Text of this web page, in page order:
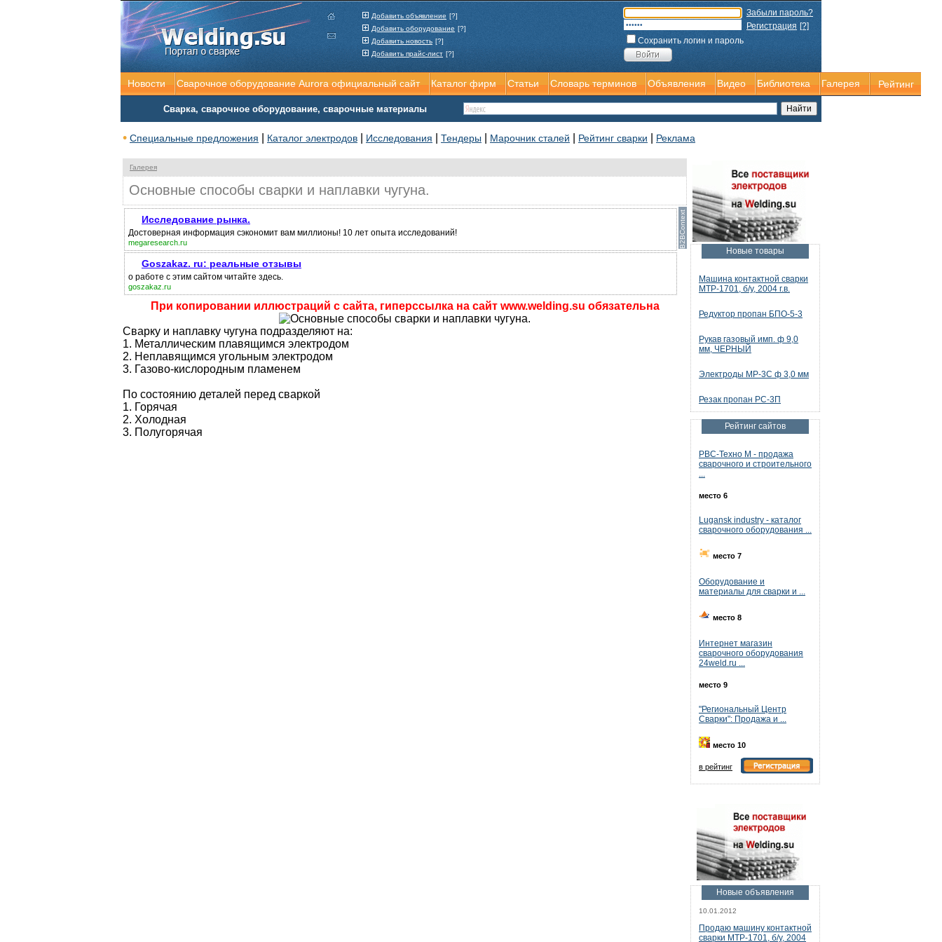
Галерея
Основные способы сварки и наплавки чугуна.
Исследование рынка.
Достоверная информация сэкономит вам миллионы! 10 лет опыта исследований!
megaresearch.ru
Goszakaz. ru: реальные отзывы
о работе с этим сайтом читайте здесь.
goszakaz.ru
При копировании иллюстраций с сайта, гиперссылка на сайт www.welding.su обязательна
Сварку и наплавку чугуна подразделяют на:
1. Металлическим плавящимся электродом
2. Неплавящимся угольным электродом
3. Газово-кислородным пламенем
По состоянию деталей перед сваркой
1. Горячая
2. Холодная
3. Полугорячая
Новые товары
Машина контактной сварки
МТР-1701, б/у, 2004 г.в.
Редуктор пропан БПО-5-3
Рукав газовый имп. ф 9,0
мм, ЧЕРНЫЙ
Электроды МР-3С ф 3,0 мм
Резак пропан РС-3П
Рейтинг сайтов
РВС-Техно М - продажа
сварочного и строительного
...
место 6
Lugansk industry - каталог
сварочного оборудования ...
место 7
Оборудование и
материалы для сварки и ...
место 8
Интернет магазин
сварочного оборудования
24weld.ru ...
место 9
"Региональный Центр
Сварки": Продажа и ...
место 10
в рейтинг
Новые объявления
10.01.2012
Продаю машину контактной
сварки МТР-1701, б/у, 2004
Новости Сварочное оборудование Aurora официальный сайт Каталог фирм Статьи Словарь терминов Объявления Видео Библиотека Галерея Рейтинг
Сварка, сварочное оборудование, сварочные материалы
• Специальные предложения Каталог электродов Исследования Тендеры Марочник сталей Рейтинг сварки Реклама
Добавить объявление [?]
Добавить оборудование [?]
Добавить новость [?]
Добавить прайс-лист [?]
Забыли пароль?
Регистрация [?]
Сохранить логин и пароль